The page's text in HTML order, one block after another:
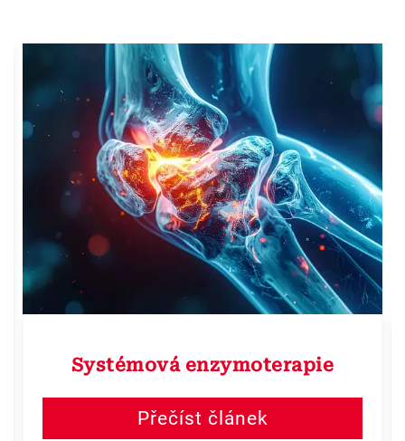
Systémová enzymoterapie
Přečíst článek